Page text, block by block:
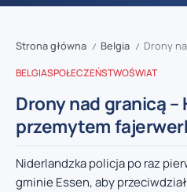
Strona główna / Belgia / Drony nad
BELGIASPOŁECZEŃSTWOŚWIAT
Drony nad granicą –
przemytem
Niderlandzka policja po raz
gminie Essen, aby